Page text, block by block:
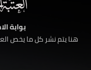
بوابة
هنا يتم نشر كل ما يخص